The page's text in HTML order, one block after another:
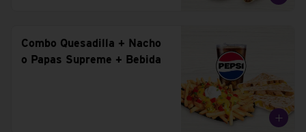
Combo Quesadilla + Nacho
o Papas Supreme + Bebida